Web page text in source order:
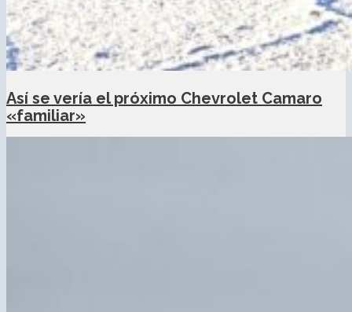
Así se vería el próximo Chevrolet Camaro
«familiar»